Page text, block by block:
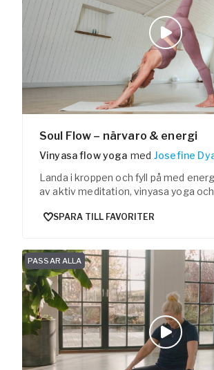
Soul Flow – närvaro & energi
Vinyasa flow yoga med Josefine
Landa i kroppen och fyll på med
av aktiv meditation, vinyasa yoga
SPARA TILL FAVORITER
PASSAR ALLA